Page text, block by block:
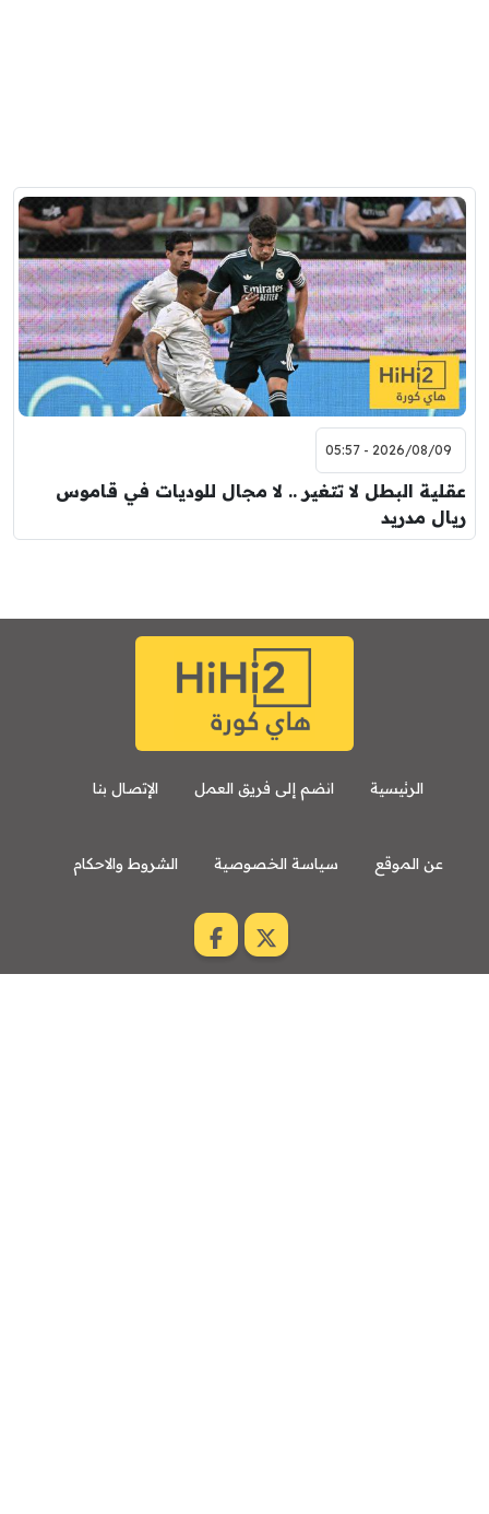
2026/08/09 - 05:57
عقلية البطل لا تتغير .. لا مجال للوديات في قاموس
ريال مدريد
الرئيسية انضم إلى فريق العمل الإتصال بنا
عن الموقع سياسة الخصوصية الشروط والاحكام